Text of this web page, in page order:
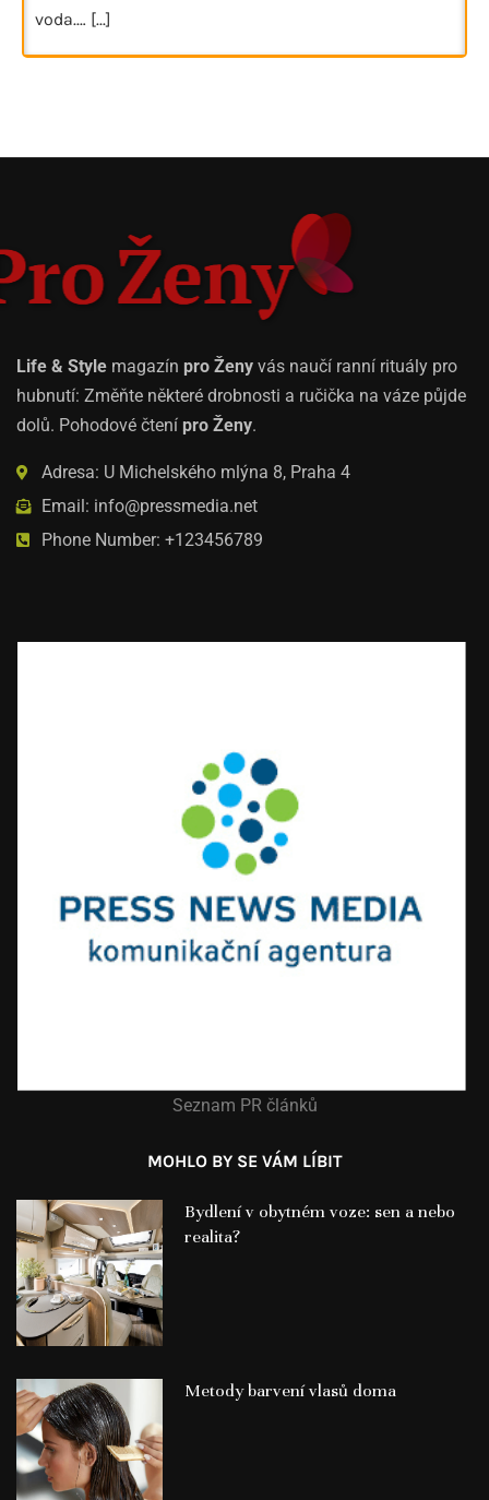
voda.… [...]
Life & Style magazín pro Ženy vás naučí ranní rituály pro
hubnutí: Změňte některé drobnosti a ručička na váze půjde
dolů. Pohodové čtení pro Ženy.
Adresa: U Michelského mlýna 8, Praha 4
Email: info@pressmedia.net
Phone Number: +123456789
Seznam PR článků
MOHLO BY SE VÁM LÍBIT
Bydlení v obytném voze: sen a nebo
realita?
Metody barvení vlasů doma